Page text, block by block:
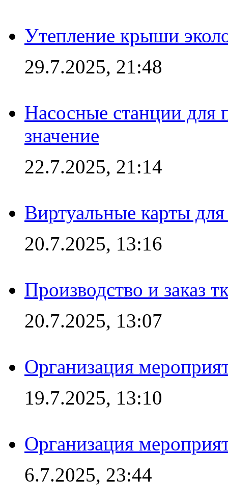
Утепление крыши
29.7.2025, 21:48
Насосные станции для
значение
22.7.2025, 21:14
Виртуальные карты
20.7.2025, 13:16
Производство и заказ
20.7.2025, 13:07
Организация
19.7.2025, 13:10
Организация
6.7.2025, 23:44